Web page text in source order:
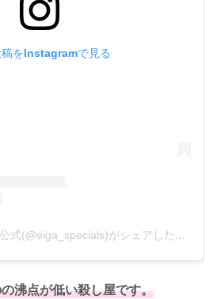
稿をInstagramで見る
映画『スペシャルズ』公式(@eiga_specials)がシェアした投稿
沸点が低い殺し屋です。